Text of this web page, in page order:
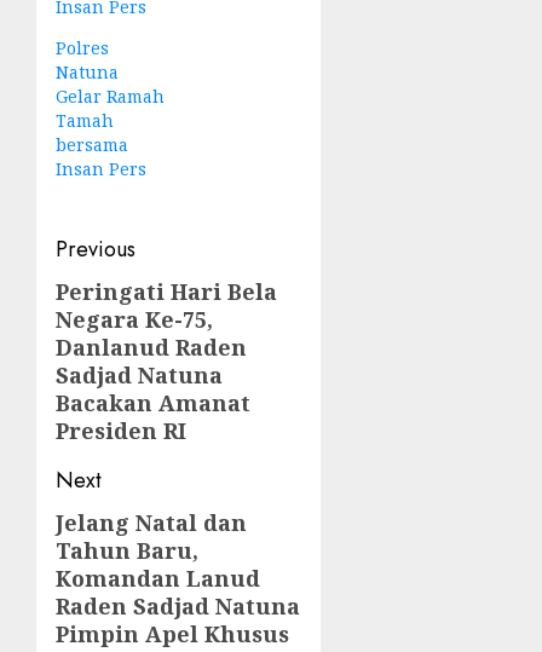
Insan Pers
Polres
Natuna
Gelar Ramah
Tamah
bersama
Insan Pers
Post
navigation
Previous
Previous
post:
Peringati Hari Bela
Negara Ke-75,
Danlanud Raden
Sadjad Natuna
Bacakan Amanat
Presiden RI
Next
Next
post:
Jelang Natal dan
Tahun Baru,
Komandan Lanud
Raden Sadjad Natuna
Pimpin Apel Khusus